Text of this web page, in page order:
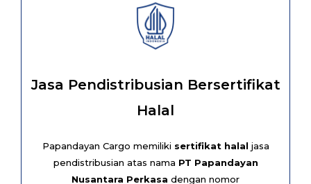
Jasa Pendistribusian Bersertifikat
Halal
Papandayan Cargo memiliki sertifikat halal jasa
pendistribusian atas nama PT Papandayan
Nusantara Perkasa dengan nomor